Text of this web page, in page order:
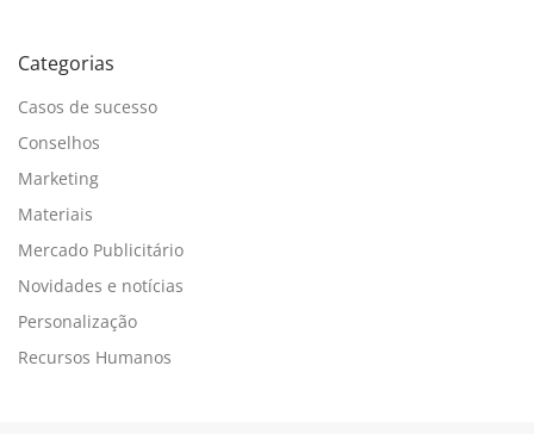
Categorias
Casos de sucesso
Conselhos
Marketing
Materiais
Mercado Publicitário
Novidades e notícias
Personalização
Recursos Humanos